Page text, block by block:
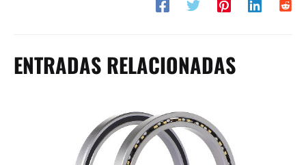
ENTRADAS RELACIONADAS